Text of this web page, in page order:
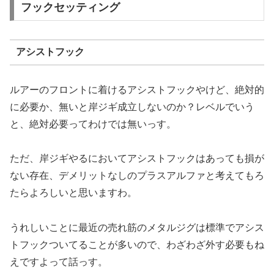
フックセッティング
アシストフック
ルアーのフロントに着けるアシストフックやけど、絶対的
に必要か、無いと岸ジギ成立しないのか？レベルでいう
と、絶対必要ってわけでは無いっす。
ただ、岸ジギやるにおいてアシストフックはあっても損が
ない存在、デメリットなしのプラスアルファと考えてもろ
たらよろしいと思いますわ。
うれしいことに最近の売れ筋のメタルジグは標準でアシス
トフックついてることが多いので、わざわざ外す必要もね
えですよって話っす。